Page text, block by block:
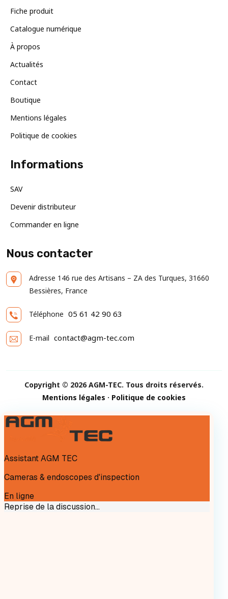
Fiche produit
Catalogue numérique
À propos
Actualités
Contact
Boutique
Mentions légales
Politique de cookies
Informations
SAV
Devenir distributeur
Commander en ligne
Nous contacter
Adresse 146 rue des Artisans – ZA des Turques, 31660
Bessières, France
Téléphone 05 61 42 90 63
E-mail contact@agm-tec.com
Copyright © 2026 AGM-TEC. Tous droits réservés.
Mentions légales · Politique de cookies